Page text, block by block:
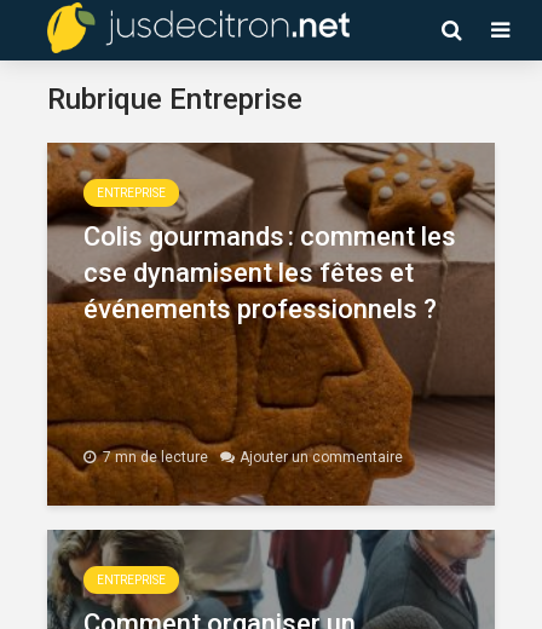
Rubrique Entreprise
ENTREPRISE
Colis gourmands : comment les
cse dynamisent les fêtes et
événements professionnels ?
7 mn de lecture Ajouter un commentaire
ENTREPRISE